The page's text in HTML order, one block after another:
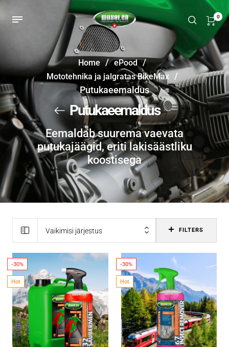
0
Home / ePood /
Mototehnika ja jalgratas BikeMax
/
Putukaeemaldus
Putukaeemaldus
Eemaldab suurema vaevata
putukajäägid, eriti lakisäästliku
koostisega
Vaikimisi järjestus FILTERS
-30%
Hot
-30%
Hot